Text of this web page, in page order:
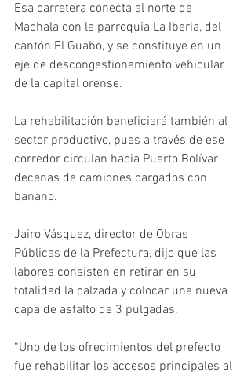
Esa carretera conecta al norte de
Machala con la parroquia La Iberia, del
cantón El Guabo, y se constituye en un
eje de descongestionamiento vehicular
de la capital orense.
La rehabilitación beneficiará también al
sector productivo, pues a través de ese
corredor circulan hacia Puerto Bolívar
decenas de camiones cargados con
banano.
Jairo Vásquez, director de Obras
Públicas de la Prefectura, dijo que las
labores consisten en retirar en su
totalidad la calzada y colocar una nueva
capa de asfalto de 3 pulgadas.
“Uno de los ofrecimientos del prefecto
fue rehabilitar los accesos principales al